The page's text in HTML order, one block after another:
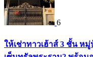
6
ให้เช่าทาวเฮ้าส์ 3 ชั้น ห